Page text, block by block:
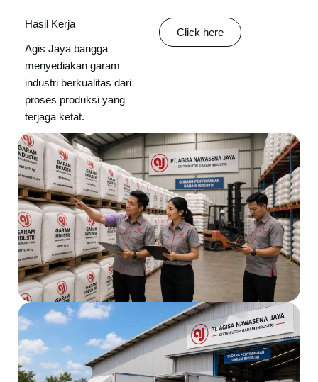
Hasil Kerja
Agis Jaya bangga
menyediakan garam
industri berkualitas dari
proses produksi yang
terjaga ketat.
Click here